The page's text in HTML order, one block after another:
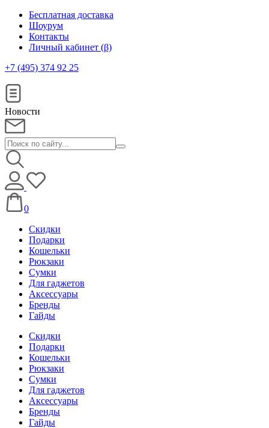
Бесплатная доставка
Шоурум
Контакты
Личный кабинет (β)
+7 (495) 374 92 25
Новости
0
Скидки
Подарки
Кошельки
Рюкзаки
Сумки
Для гаджетов
Аксессуары
Бренды
Гайды
Скидки
Подарки
Кошельки
Рюкзаки
Сумки
Для гаджетов
Аксессуары
Бренды
Гайды